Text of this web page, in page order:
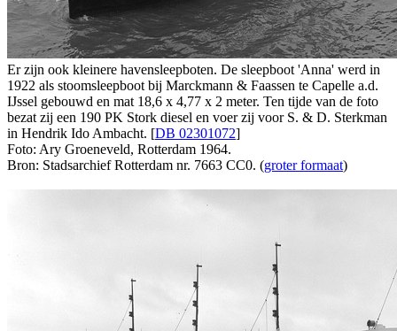
Er zijn ook kleinere havensleepboten. De sleepboot 'Anna' werd in
1922 als stoomsleepboot bij Marckmann & Faassen te Capelle a.d.
IJssel gebouwd en mat 18,6 x 4,77 x 2 meter. Ten tijde van de foto
bezat zij een 190 PK Stork diesel en voer zij voor S. & D. Sterkman
in Hendrik Ido Ambacht. [DB 02301072]
Foto: Ary Groeneveld, Rotterdam 1964.
Bron: Stadsarchief Rotterdam nr. 7663 CC0. (groter formaat)